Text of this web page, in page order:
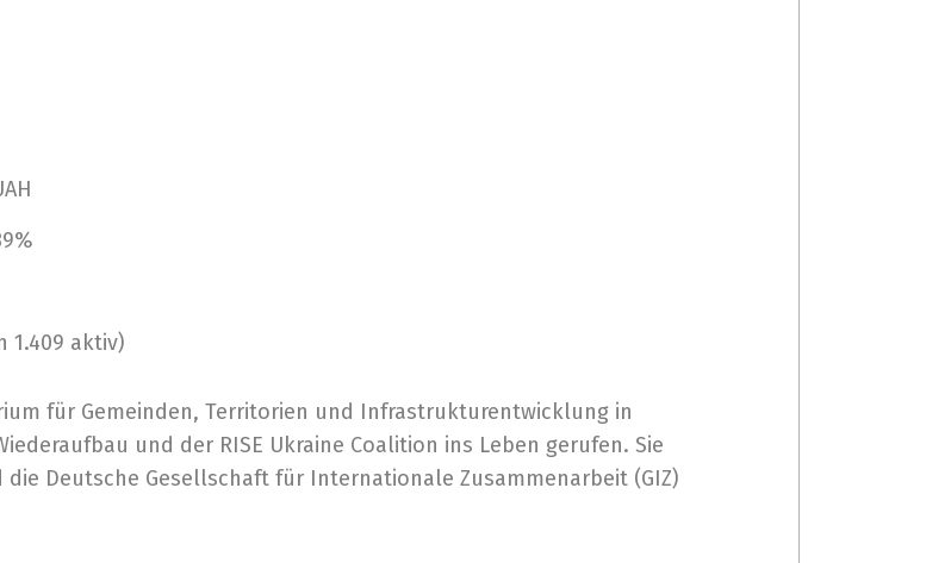
1.409 aktiv)
für Gemeinden, Territorien und Infrastrukturentwicklung in
und der RISE Ukraine Coalition ins Leben gerufen. Sie
Deutsche Gesellschaft für Internationale Zusammenarbeit (GIZ)